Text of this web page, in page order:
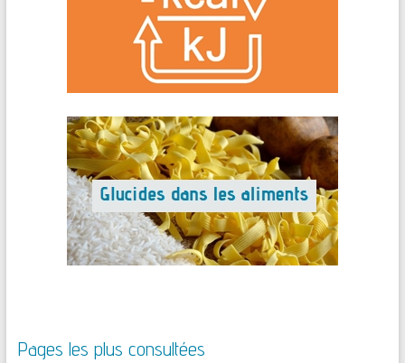
Pages les plus consultées